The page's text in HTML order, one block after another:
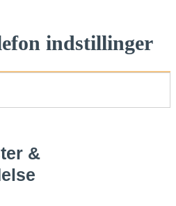
indstillinger
&